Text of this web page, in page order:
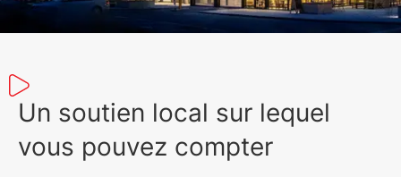
Un soutien local sur lequel
vous pouvez compter